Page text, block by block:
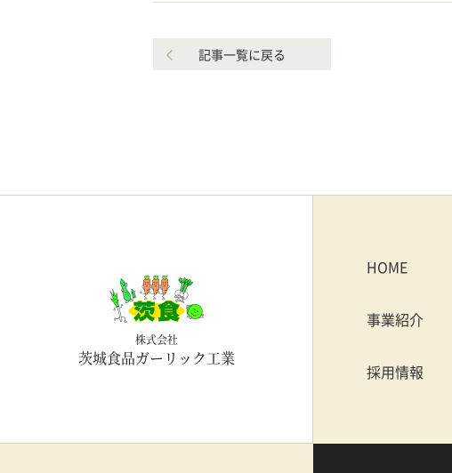
記事一覧に戻る
株式会社
茨城食品ガーリック工業
HOME
事業紹介
採用情報